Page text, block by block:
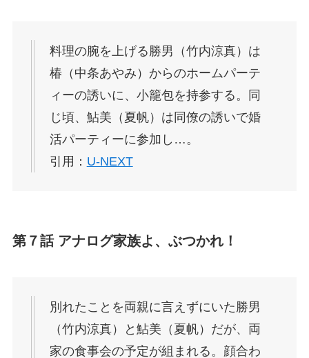
料理の腕を上げる勝男（竹内涼真）は
椿（中条あやみ）からのホームパーテ
ィーの誘いに、小籠包を持参する。同
じ頃、鮎美（夏帆）は同僚の誘いで婚
活パーティーに参加し…。
引用： U-NEXT
第７話 アナログ家族よ、ぶつかれ！
別れたことを両親に言えずにいた勝男
（竹内涼真）と鮎美（夏帆）だが、両
家の食事会の予定が組まれる。顔合わ